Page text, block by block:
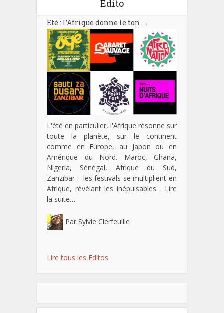
Edito
Eté : l’Afrique donne le ton →
L'été en particulier, l'Afrique résonne sur
toute la planète, sur le continent
comme en Europe, au Japon ou en
Amérique du Nord. Maroc, Ghana,
Nigeria, Sénégal, Afrique du Sud,
Zanzibar : les festivals se multiplient en
Afrique, révélant les inépuisables… Lire
la suite…
Par Sylvie Clerfeuille
Lire tous les Editos